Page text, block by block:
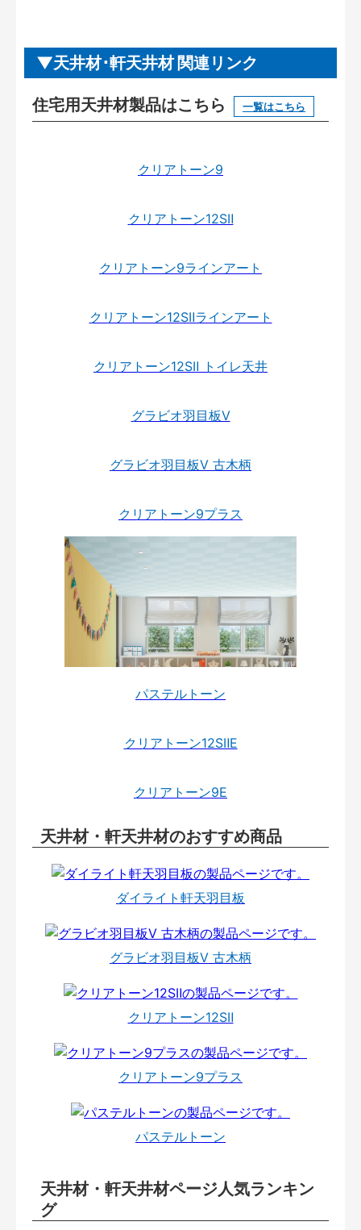
天井材･軒天井材 関連リンク
住宅用天井材製品はこちら 一覧はこちら
クリアトーン9
クリアトーン12SⅡ
クリアトーン9ラインアート
クリアトーン12SⅡラインアート
クリアトーン12SⅡ トイレ天井
グラビオ羽目板Ⅴ
グラビオ羽目板Ⅴ 古木柄
クリアトーン9プラス
パステルトーン
クリアトーン12SⅡE
クリアトーン9E
天井材・軒天井材のおすすめ商品
ダイライト軒天羽目板
グラビオ羽目板V 古木柄
クリアトーン12SⅡ
クリアトーン9プラス
パステルトーン
天井材・軒天井材ページ人気ランキン
グ